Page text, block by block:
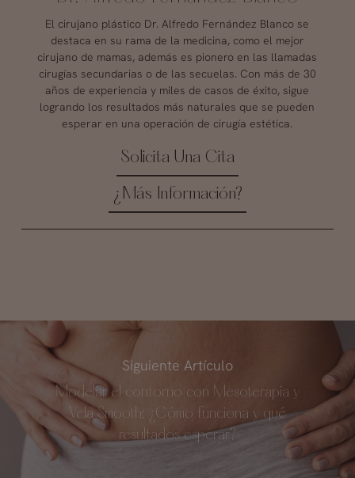
El cirujano plástico Dr. Alfredo Fernández Blanco se
destaca en su rama de la medicina, como el mejor
cirujano de mamas, además es pionero en las llamadas
cirugías secundarias o de las secuelas. Con más de 30
años de experiencia y miles de casos de éxito, sigue
logrando los resultados más naturales que se pueden
esperar en una operación de cirugía estética.
Solicita Una Cita
¿Más Información?
Siguiente Artículo
Modelar el contorno con Mesoterapia y
Vela Smooth: ¿Cómo funciona y qué
resultados esperar?